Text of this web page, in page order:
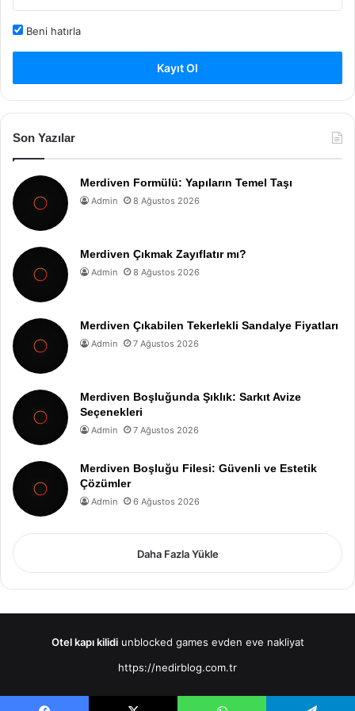
Beni hatırla
Kayıt Ol
Son Yazılar
Merdiven Formülü: Yapıların Temel Taşı
Admin 8 Ağustos 2026
Merdiven Çıkmak Zayıflatır mı?
Admin 8 Ağustos 2026
Merdiven Çıkabilen Tekerlekli Sandalye Fiyatları
Admin 7 Ağustos 2026
Merdiven Boşluğunda Şıklık: Sarkıt Avize
Seçenekleri
Admin 7 Ağustos 2026
Merdiven Boşluğu Filesi: Güvenli ve Estetik
Çözümler
Admin 6 Ağustos 2026
Daha Fazla Yükle
Otel kapı kilidi unblocked games evden eve nakliyat
https://nedirblog.com.tr